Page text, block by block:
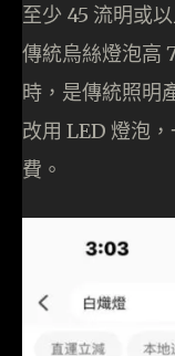
至少 45 流明或
傳統烏絲燈泡高
時，是傳統照明
改用 LED 燈泡
費。